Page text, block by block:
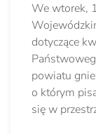
We wtorek,
dotyczące
powiatu
o którym
się w